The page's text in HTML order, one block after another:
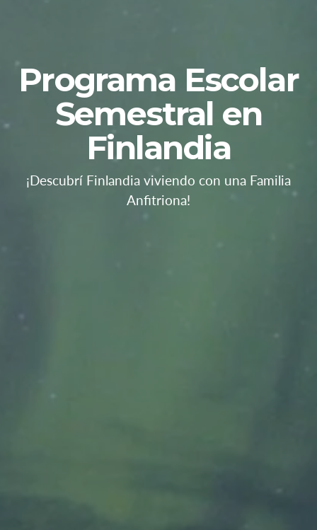
Programa Escolar
Semestral en
Finlandia
¡Descubrí Finlandia viviendo con una Familia
Anfitriona!